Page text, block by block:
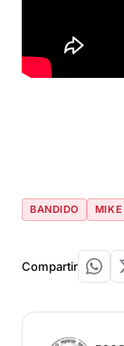
BANDIDO MIKE
Compartir